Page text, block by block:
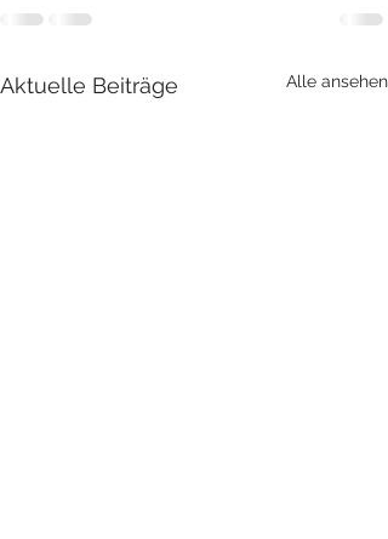
Aktuelle Beiträge Alle ansehen